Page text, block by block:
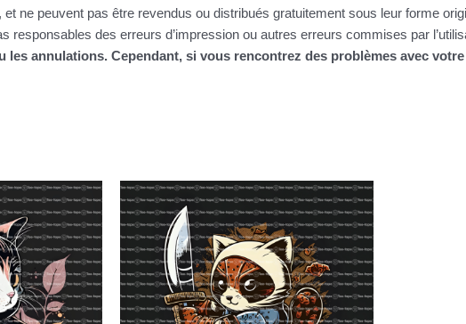
ne peuvent pas être revendus ou distribués gratuitement sous leur forme
des erreurs d’impression ou autres erreurs commises par
annulations. Cependant, si vous rencontrez des problèmes avec votre